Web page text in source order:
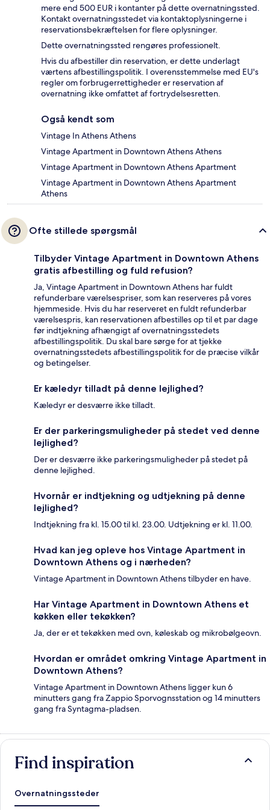
mere end 500 EUR i kontanter på dette overnatningssted.
Kontakt overnatningsstedet via kontaktoplysningerne i
reservationsbekræftelsen for flere oplysninger.
Dette overnatningssted rengøres professionelt.
Hvis du afbestiller din reservation, er dette underlagt
værtens afbestillingspolitik. I overensstemmelse med EU's
regler om forbrugerrettigheder er reservation af
overnatning ikke omfattet af fortrydelsesretten.
Også kendt som
Vintage In Athens Athens
Vintage Apartment in Downtown Athens Athens
Vintage Apartment in Downtown Athens Apartment
Vintage Apartment in Downtown Athens Apartment
Athens
Ofte stillede spørgsmål
Tilbyder Vintage Apartment in Downtown Athens
gratis afbestilling og fuld refusion?
Ja, Vintage Apartment in Downtown Athens har fuldt
refunderbare værelsespriser, som kan reserveres på vores
hjemmeside. Hvis du har reserveret en fuldt refunderbar
værelsespris, kan reservationen afbestilles op til et par dage
før indtjekning afhængigt af overnatningsstedets
afbestillingspolitik. Du skal bare sørge for at tjekke
overnatningsstedets afbestillingspolitik for de præcise vilkår
og betingelser.
Er kæledyr tilladt på denne lejlighed?
Kæledyr er desværre ikke tilladt.
Er der parkeringsmuligheder på stedet ved denne
lejlighed?
Der er desværre ikke parkeringsmuligheder på stedet på
denne lejlighed.
Hvornår er indtjekning og udtjekning på denne
lejlighed?
Indtjekning fra kl. 15.00 til kl. 23.00. Udtjekning er kl. 11.00.
Hvad kan jeg opleve hos Vintage Apartment in
Downtown Athens og i nærheden?
Vintage Apartment in Downtown Athens tilbyder en have.
Har Vintage Apartment in Downtown Athens et
køkken eller tekøkken?
Ja, der er et tekøkken med ovn, køleskab og mikrobølgeovn.
Hvordan er området omkring Vintage Apartment in
Downtown Athens?
Vintage Apartment in Downtown Athens ligger kun 6
minutters gang fra Zappio Sporvognsstation og 14 minutters
gang fra Syntagma-pladsen.
Find inspiration
Overnatningssteder